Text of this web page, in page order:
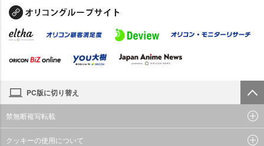
PC版に切り替え
禁無断複写転載
クッキーの使用について